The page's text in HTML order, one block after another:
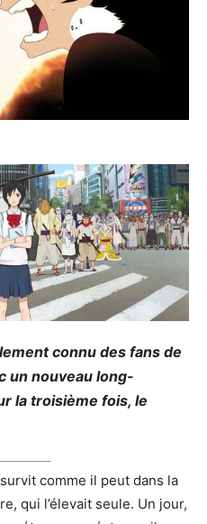
connu des fans de
un nouveau long-
la troisième fois, le
comme il peut dans la
qui l’élevait seule. Un jour,